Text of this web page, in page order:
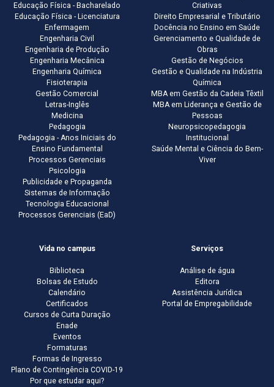
Educação Física - Bacharelado
Educação Física - Licenciatura
Enfermagem
Engenharia Civil
Engenharia de Produção
Engenharia Mecânica
Engenharia Química
Fisioterapia
Gestão Comercial
Letras-Inglês
Medicina
Pedagogia
Pedagogia - Anos Iniciais do
Ensino Fundamental
Processos Gerenciais
Psicologia
Publicidade e Propaganda
Sistemas de Informação
Tecnologia Educacional
Processos Gerenciais (EaD)
Criativas
Direito Empresarial e Tributário
Docência no Ensino em Saúde
Gerenciamento e Qualidade de
Obras
Gestão de Negócios
Gestão e Qualidade na Indústria
Química
MBA em Gestão da Cadeia Têxtil
MBA em Liderança e Gestão de
Pessoas
Neuropsicopedagogia
Institucional
Saúde Mental e Ciência do Bem-
Viver
Vida no campus
Biblioteca
Bolsas de Estudo
Calendário
Certificados
Cursos de Curta Duração
Enade
Eventos
Formaturas
Formas de Ingresso
Plano de Contingência COVID-19
Por que estudar aqui?
Serviços
Análise de água
Editora
Assistência Jurídica
Portal de Empregabilidade